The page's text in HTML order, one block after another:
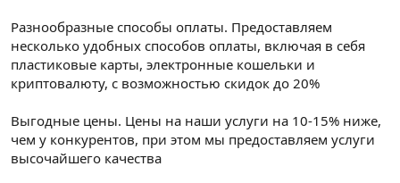
Разнообразные способы оплаты. Предоставляем
несколько удобных способов оплаты, включая в себя
пластиковые карты, электронные кошельки и
криптовалюту, с возможностью скидок до 20%
Выгодные цены. Цены на наши услуги на 10-15% ниже,
чем у конкурентов, при этом мы предоставляем услуги
высочайшего качества